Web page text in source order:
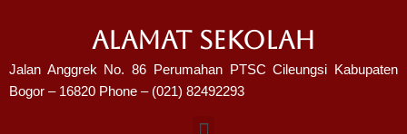
ALAMAT SEKOLAH
Jalan Anggrek No. 86 Perumahan PTSC Cileungsi Kabupaten
Bogor – 16820 Phone – (021) 82492293